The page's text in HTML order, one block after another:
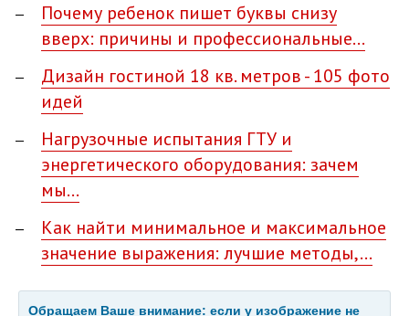
Почему ребенок пишет буквы снизу
вверх: причины и профессиональные…
Дизайн гостиной 18 кв. метров - 105 фото
идей
Нагрузочные испытания ГТУ и
энергетического оборудования: зачем
мы…
Как найти минимальное и максимальное
значение выражения: лучшие методы,…
Обращаем Ваше внимание: если у изображение не